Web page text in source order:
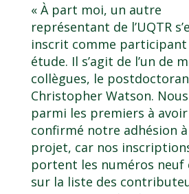
« À part moi, un autre
représentant de l’UQTR
inscrit comme
étude. Il s’agit de l’un de
collègues, le
Christopher Watson.
parmi les premiers à avoir
confirmé notre adhésion à
projet, car nos
portent les numéros neuf
sur la liste des